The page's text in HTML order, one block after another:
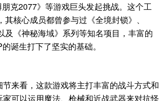
克2077》等游戏巨头发起挑战。这个工
核心成员都曾参与过《全境封锁》、
及《神秘海域》系列等知名项目，丰富的
诞生打下了坚实的基础。
来看，这款游戏将主打丰富的战斗方式和
可以运用魔法、枪械和近战武器来对抗怪